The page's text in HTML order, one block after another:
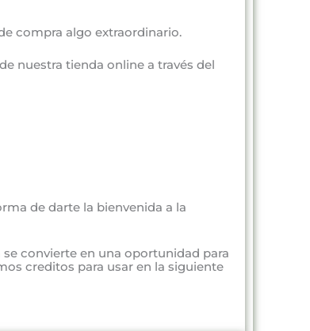
compra algo extraordinario.
de nuestra tienda online a través del
de darte la bienvenida a la
se convierte en una oportunidad para
creditos para usar en la siguiente